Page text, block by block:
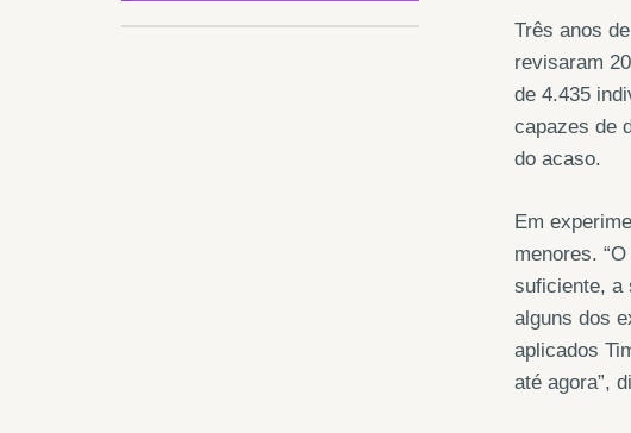
Três anos
revisaram
de 4.435
capazes de
do acaso.
Em
menores.
suficiente, a
alguns dos
aplicados
até agora”,